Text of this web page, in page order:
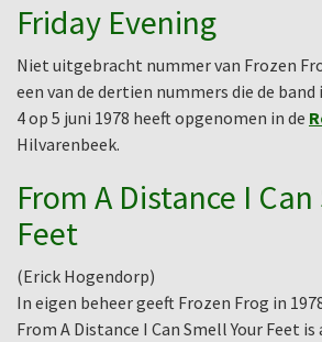
Friday Evening
Niet uitgebracht nummer van Frozen
een van de dertien nummers die de
4 op 5 juni 1978 heeft opgenomen in de
Hilvarenbeek.
From A Distance I
Feet
(Erick Hogendorp)
In eigen beheer geeft Frozen Frog in
From A Distance I Can Smell Your Feet